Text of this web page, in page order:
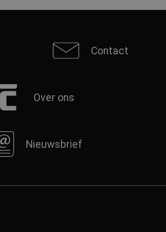
Contact
Over ons
Nieuwsbrief